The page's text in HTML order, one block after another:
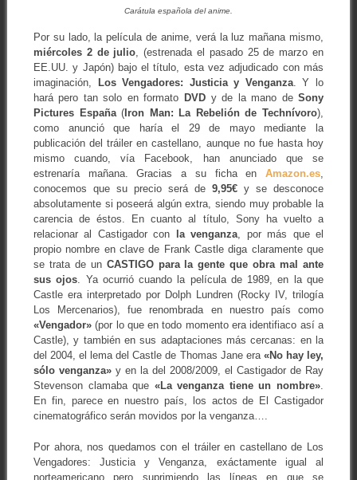
Carátula española del anime.
Por su lado, la película de anime, verá la luz mañana mismo,
miércoles 2 de julio, (estrenada el pasado 25 de marzo en
EE.UU. y Japón) bajo el título, esta vez adjudicado con más
imaginación,
Los Vengadores: Justicia y Venganza. Y lo
hará pero tan solo en formato DVD y de la mano deSony
Pictures España( Iron Man: La Rebelión de Technívoro),
como anunció que haría el 29 de mayo mediante la
publicación del tráiler en castellano, aunque no fue hasta hoy
mismo cuando, vía Facebook, han anunciado que se
estrenaría mañana. Gracias a su ficha enAmazon.es,
conocemos que su precio será de9,95€ y se desconoce
absolutamente si poseerá algún extra, siendo muy probable la
carencia de éstos. En cuanto al título, Sony ha vuelto a
relacionar al Castigador con
la venganza, por más que el
propio nombre en clave de Frank Castle diga claramente que
se trata de un CASTIGO para la gente que obra mal ante
sus ojos. Ya ocurrió cuando la película de 1989, en la que
Castle era interpretado por Dolph Lundren (Rocky IV, trilogía
Los Mercenarios), fue renombrada en nuestro país como
«Vengador»(por lo que en todo momento era identifiaco así a
Castle), y también en sus adaptaciones más cercanas: en la
del 2004, el lema del Castle de Thomas Jane era «No hay ley,
sólo venganza»y en la del 2008/2009, el Castigador de Ray
Stevenson clamaba que «La venganza tiene un nombre».
En fin, parece en nuestro país, los actos de El Castigador
cinematográfico serán movidos por la venganza….
Por ahora, nos quedamos con el tráiler en castellano de Los
Vengadores: Justicia y Venganza, exáctamente igual al
norteamericano pero suprimiendo las líneas en que se